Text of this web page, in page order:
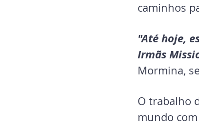
caminhos
"Até hoje,
Irmãs
Mormina,
O trabalho
mundo